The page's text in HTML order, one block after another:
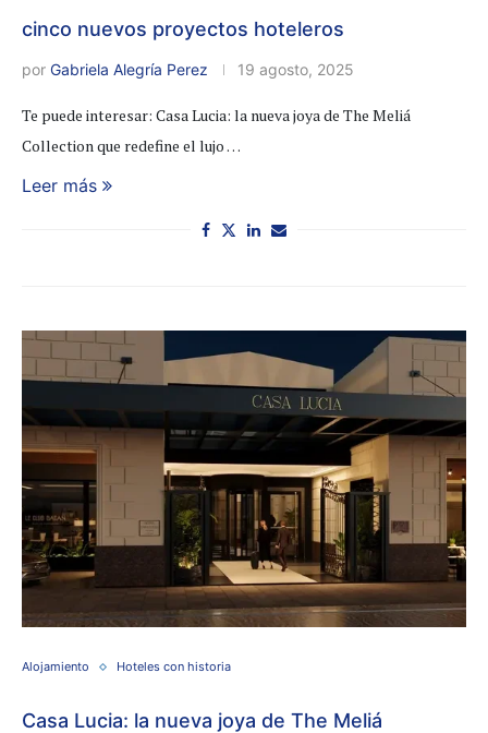
cinco nuevos proyectos hoteleros
por Gabriela Alegría Perez 19 agosto, 2025
Te puede interesar: Casa Lucia: la nueva joya de The Meliá
Collection que redefine el lujo …
Leer más
Alojamiento Hoteles con historia
Casa Lucia: la nueva joya de The Meliá